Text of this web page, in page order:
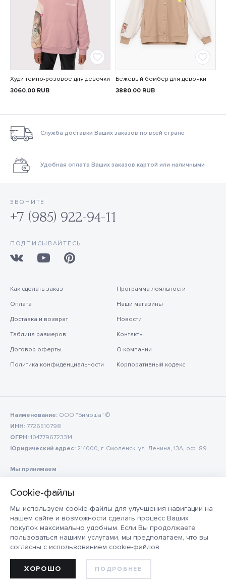
Мы используем cookie-файлы для улучшения навигации на
нашем сайте и возможности сделать процесс Ваших
покупок максимально удобным. Если Вы продолжаете
пользоваться нашими услугами, мы предполагаем, что вы
согласны с использованием cookie-файлов.
ПОДРОБНЕЕ
ХОРОШО
Худи тёмно-розовое для девочки
3060.00 RUB
Бежевый бомбер для девочки
3880.00 RUB
Служба доставки Ваших заказов по всей стране
Удобная оплата Ваших заказов картой или наличными
ЗВОНИТЕ
+7 (985) 922-94-11
ПОДПИСЫВАЙТЕСЬ
Как сделать заказ
Оплата
Доставка и возврат
Таблица размеров
Договор оферты
Политика конфиденциальности
Программа лояльности
Наши магазины
Новости
Контакты
О компании
Корпоративный кодекс
Наименование: ООО "Бимоша" ©
ИНН: 7726510798
ОГРН: 1047796723314
Юридический адрес: 214000, г. Смоленск, ул. Ленина, 13А, оф. 89
Мы принимаем